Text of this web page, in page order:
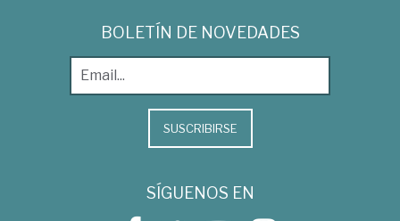
BOLETÍN DE NOVEDADES
SUSCRIBIRSE
SÍGUENOS EN